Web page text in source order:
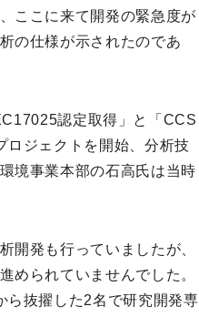
ここに来て開発の緊急度が
の仕様が示されたのであ
認定取得」と「CCS
ロジェクトを開始、分析技
境事業本部の石高氏は当時
開発も行っていましたが、
められていませんでした。
ら抜擢した2名で研究開発専